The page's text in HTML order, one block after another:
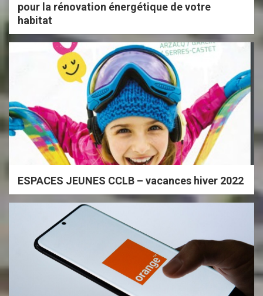
pour la rénovation énergétique de votre
habitat
ESPACES JEUNES CCLB – vacances hiver 2022